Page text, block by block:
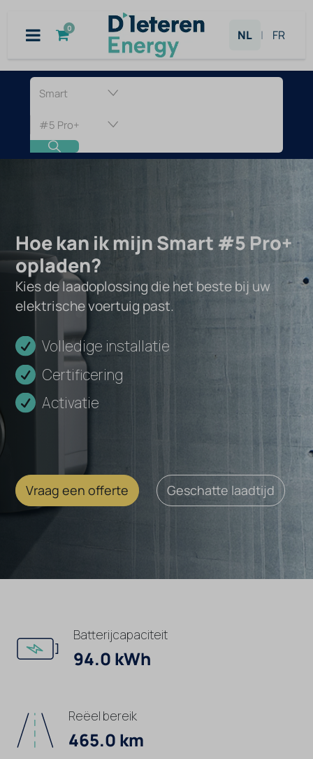
0 NL | FR
Laadpaal
voor
Smart
Pro+
Hoe kan ik mijn Smart #5 Pro+
opladen?
Kies de laadoplossing die het beste bij uw
elektrische voertuig past.
Volledige installatie
Certificering
Activatie
Vraag een offerte Geschatte laadtijd
Batterijcapaciteit
94.0 kWh
Reëel bereik
465.0 km